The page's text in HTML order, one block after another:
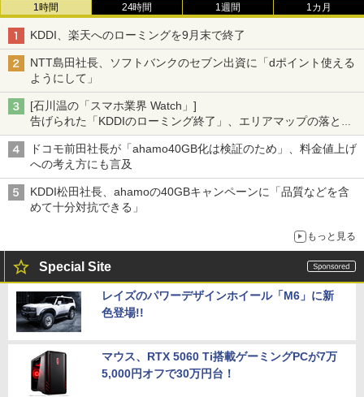
1時間 24時間 1週間 1カ月
KDDI、楽天へのローミングを9月末で終了
NTT島田社長、ソフトバンクのセブン出資に「dポイント使える
ようにして」
[石川温の「スマホ業界 Watch」]
告げられた「KDDIのローミング終了」、エリアマップの落とし
穴と楽天モバイルの課題
ドコモ前田社長が「ahamo40GB化は検証のため」、料金値上げ
への考え方にも言及
KDDI松田社長、ahamoの40GBキャンペーンに「品質などを含
めて十分対抗できる」
もっと見る
Special Site
レイズのパワーデザインホイール「M6」に新
色登場!!
マウス、RTX 5060 Ti搭載ゲーミングPCが7万
5,000円オフで30万円台！